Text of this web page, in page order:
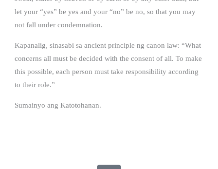
let your “yes” be yes and your “no” be no, so that you may
not fall under condemnation.
Kapanalig, sinasabi sa ancient principle ng canon law: “What
concerns all must be decided with the consent of all. To make
this possible, each person must take responsibility according
to their role.”
Sumainyo ang Katotohanan.